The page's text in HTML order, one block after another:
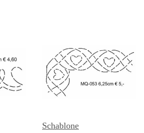
Schablone